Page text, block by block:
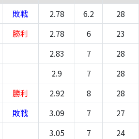
敗戦 2.78 6.2 28
勝利 2.78 6 23
2.83 7 28
2.9 7 28
勝利 2.92 8 28
敗戦 3.09 7 27
3.05 7 24